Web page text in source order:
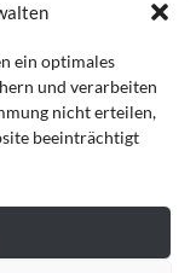
ein optimales
und verarbeiten
nicht erteilen,
beeinträchtigt
Datenschutz